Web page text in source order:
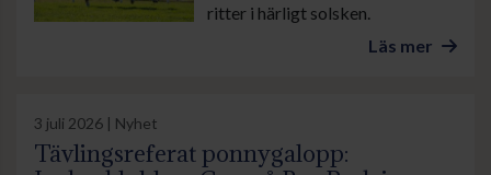
ritter i härligt solsken.
Läs mer
3 juli 2026 | Nyhet
Tävlingsreferat ponnygalopp: